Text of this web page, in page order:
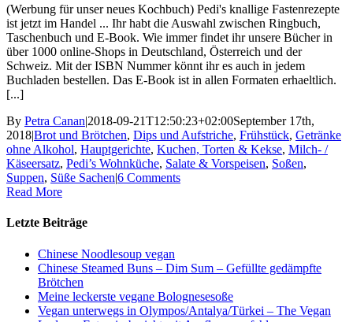
(Werbung für unser neues Kochbuch) Pedi's knallige Fastenrezepte
ist jetzt im Handel ... Ihr habt die Auswahl zwischen Ringbuch,
Taschenbuch und E-Book. Wie immer findet ihr unsere Bücher in
über 1000 online-Shops in Deutschland, Österreich und der
Schweiz. Mit der ISBN Nummer könnt ihr es auch in jedem
Buchladen bestellen. Das E-Book ist in allen Formaten erhaeltlich.
[...]
By Petra Canan|2018-09-21T12:50:23+02:00September 17th,
2018|Brot und Brötchen, Dips und Aufstriche, Frühstück, Getränke
ohne Alkohol, Hauptgerichte, Kuchen, Torten & Kekse, Milch- /
Käseersatz, Pedi’s Wohnküche, Salate & Vorspeisen, Soßen,
Suppen, Süße Sachen|6 Comments
Read More
Letzte Beiträge
Chinese Noodlesoup vegan
Chinese Steamed Buns – Dim Sum – Gefüllte gedämpfte
Brötchen
Meine leckerste vegane Bolognesesoße
Vegan unterwegs in Olympos/Antalya/Türkei – The Vegan